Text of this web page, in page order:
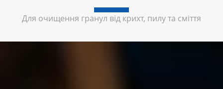
Для очищення гранул від крихт, пилу та сміття